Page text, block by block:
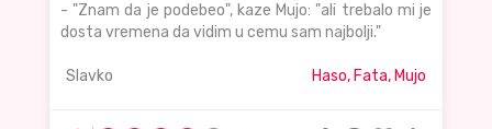
- "Znam da je podebeo", kaze Mujo: "ali trebalo mi je
dosta vremena da vidim u cemu sam najbolji."
Slavko Haso, Fata, Mujo